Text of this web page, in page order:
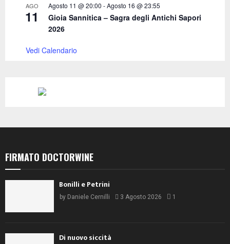
AGO
11
Agosto 11 @ 20:00 -Agosto 16 @ 23:55
Gioia Sannitica – Sagra degli Antichi Sapori
2026
Vedi Calendario
FIRMATO DOCTORWINE
Bonilli e Petrini
by Daniele Cernilli 3 Agosto 2026 1
Di nuovo siccità